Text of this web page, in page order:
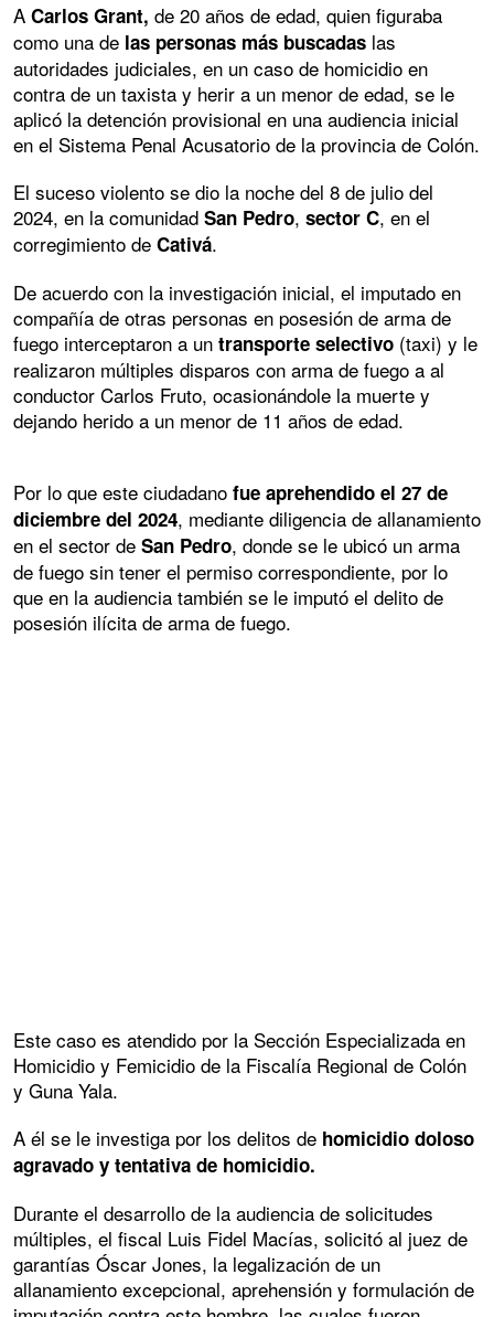
A Carlos Grant, de 20 años de edad, quien figuraba
como una de las personas más buscadas las
autoridades judiciales, en un caso de homicidio en
contra de un taxista y herir a un menor de edad, se le
aplicó la detención provisional en una audiencia inicial
en el Sistema Penal Acusatorio de la provincia de Colón.
El suceso violento se dio la noche del 8 de julio del
2024, en la comunidad San Pedro, sector C, en el
corregimiento de Cativá.
De acuerdo con la investigación inicial, el imputado en
compañía de otras personas en posesión de arma de
fuego interceptaron a un transporte selectivo (taxi) y le
realizaron múltiples disparos con arma de fuego a al
conductor Carlos Fruto, ocasionándole la muerte y
dejando herido a un menor de 11 años de edad.
Por lo que este ciudadano fue aprehendido el 27 de
diciembre del 2024, mediante diligencia de allanamiento
en el sector de San Pedro, donde se le ubicó un arma
de fuego sin tener el permiso correspondiente, por lo
que en la audiencia también se le imputó el delito de
posesión ilícita de arma de fuego.
Este caso es atendido por la Sección Especializada en
Homicidio y Femicidio de la Fiscalía Regional de Colón
y Guna Yala.
A él se le investiga por los delitos de homicidio doloso
agravado y tentativa de homicidio.
Durante el desarrollo de la audiencia de solicitudes
múltiples, el fiscal Luis Fidel Macías, solicitó al juez de
garantías Óscar Jones, la legalización de un
allanamiento excepcional, aprehensión y formulación de